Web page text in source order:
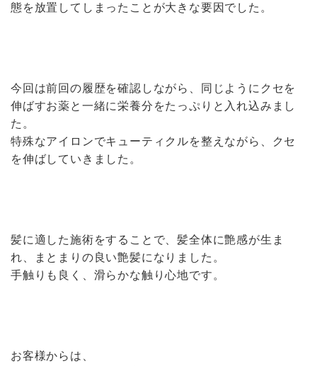
態を放置してしまったことが大きな要因でした。
今回は前回の履歴を確認しながら、同じようにクセを
伸ばすお薬と一緒に栄養分をたっぷりと入れ込みまし
た。
特殊なアイロンでキューティクルを整えながら、クセ
を伸ばしていきました。
髪に適した施術をすることで、髪全体に艶感が生ま
れ、まとまりの良い艶髪になりました。
手触りも良く、滑らかな触り心地です。
お客様からは、